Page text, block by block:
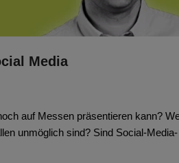
Media
auf Messen präsentieren kann?
unmöglich sind? Sind Social-Media-